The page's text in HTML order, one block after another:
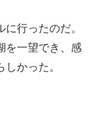
行ったのだ。
を一望でき、感
かった。